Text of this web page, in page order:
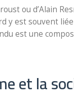
ou d’Alain
y est souvent
est une
et la